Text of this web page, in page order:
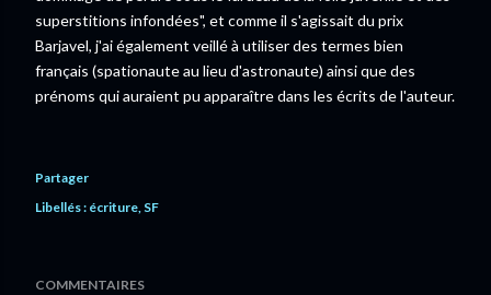
superstitions infondées", et comme il s'agissait du prix
Barjavel, j'ai également veillé à utiliser des termes bien
français (spationaute au lieu d'astronaute) ainsi que des
prénoms qui auraient pu apparaître dans les écrits de l'auteur.
Partager
Libellés : écriture SF
COMMENTAIRES